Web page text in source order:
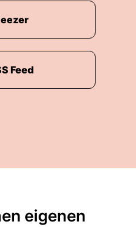
Feed
eigenen